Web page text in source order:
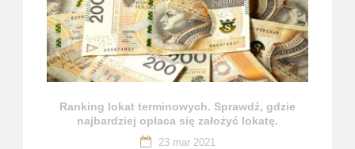
Ranking lokat terminowych. Sprawdź, gdzie
najbardziej opłaca się założyć lokatę.
23 mar 2021